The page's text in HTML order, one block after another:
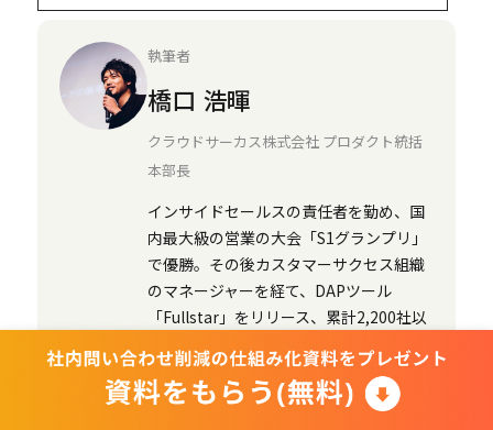
執筆者
橋口 浩暉
クラウドサーカス株式会社 プロダクト統括
本部長
インサイドセールスの責任者を勤め、国
内最大級の営業の大会「S1グランプリ」
で優勝。その後カスタマーサクセス組織
のマネージャーを経て、DAPツール
「Fullstar」をリリース、累計2,200社以
責任者を務める。これまでに各種イベン
トの登壇、大手企業向けの研修、